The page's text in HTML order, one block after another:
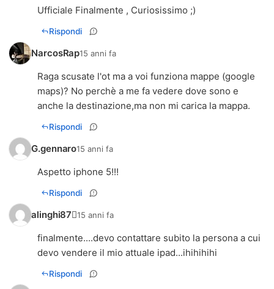
Ufficiale Finalmente , Curiosissimo ;)
Rispondi
NarcosRap15 anni fa
Raga scusate l'ot ma a voi funziona mappe (google
maps)? No perchè a me fa vedere dove sono e
anche la destinazione,ma non mi carica la mappa.
Rispondi
G.gennaro15 anni fa
Aspetto iphone 5!!!
Rispondi
alinghi8715 anni fa
finalmente....devo contattare subito la persona a cui
devo vendere il mio attuale ipad...ihihihihi
Rispondi